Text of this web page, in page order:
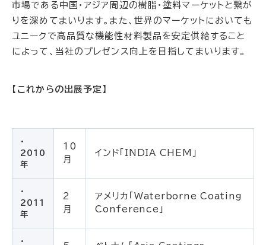
市場である中国・アジア周辺の樹脂・塗料マーケットと繋が
りを深めてまいります。また、世界のマーケットにおいても
ユニークで高品質な機能性材料製品を安定供給すること
によって、当社のプレゼンス向上を目指してまいります。
【これからの出展予定】
・
2010
年
10
月
インド「INDIA CHEM」
・
2011
年
2
月
アメリカ「Waterborne Coating
Conference」
・